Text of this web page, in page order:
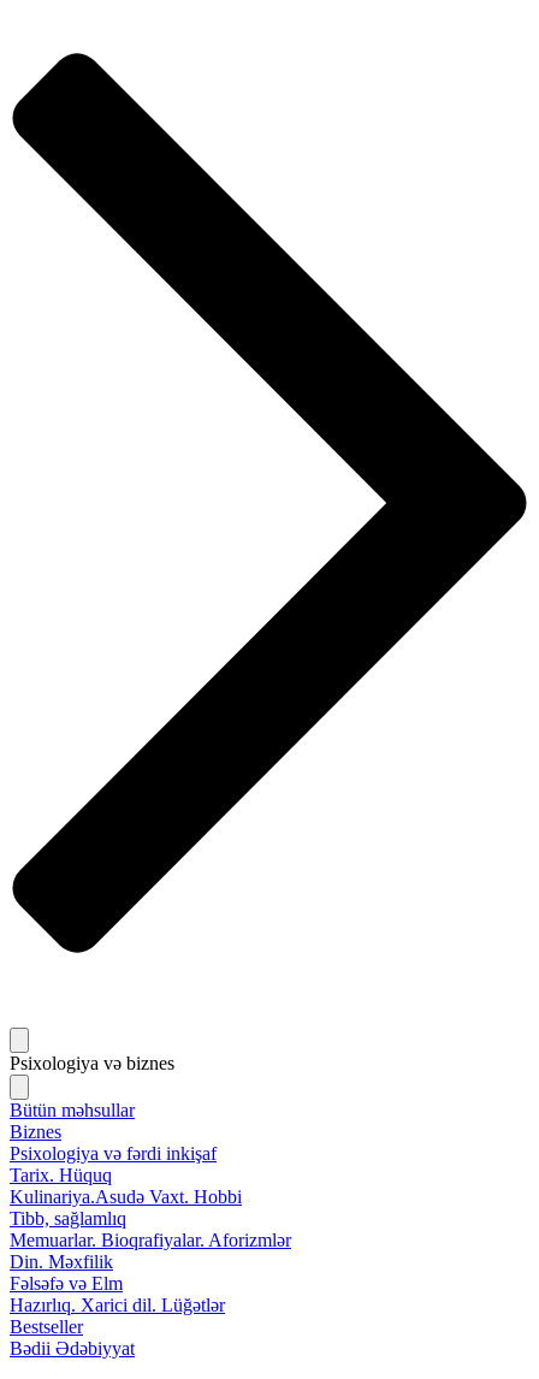
Psixologiya və biznes
Bütün məhsullar
Biznes
Psixologiya və fərdi inkişaf
Tarix. Hüquq
Kulinariya.Asudə Vaxt. Hobbi
Tibb, sağlamlıq
Memuarlar. Bioqrafiyalar. Aforizmlər
Din. Məxfilik
Fəlsəfə və Elm
Hazırlıq. Xarici dil. Lüğətlər
Bestseller
Bədii Ədəbiyyat